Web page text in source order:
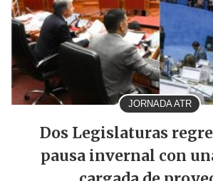
JORNADA ATR
Dos Legislaturas
pausa invernal con